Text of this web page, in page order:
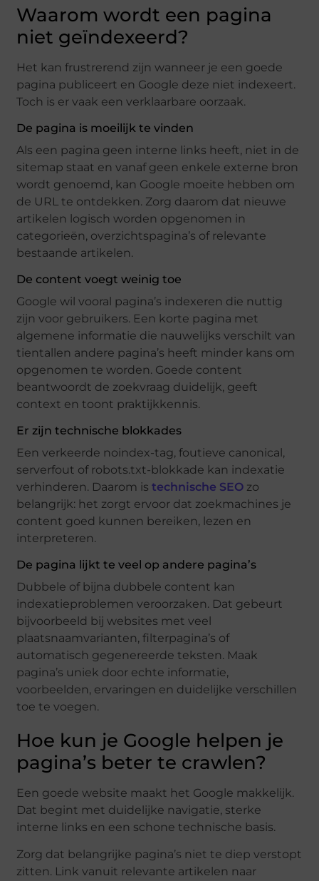
Waarom wordt een pagina
niet geïndexeerd?
Het kan frustrerend zijn wanneer je een goede
pagina publiceert en Google deze niet indexeert.
Toch is er vaak een verklaarbare oorzaak.
De pagina is moeilijk te vinden
Als een pagina geen interne links heeft, niet in de
sitemap staat en vanaf geen enkele externe bron
wordt genoemd, kan Google moeite hebben om
de URL te ontdekken. Zorg daarom dat nieuwe
artikelen logisch worden opgenomen in
categorieën, overzichtspagina’s of relevante
bestaande artikelen.
De content voegt weinig toe
Google wil vooral pagina’s indexeren die nuttig
zijn voor gebruikers. Een korte pagina met
algemene informatie die nauwelijks verschilt van
tientallen andere pagina’s heeft minder kans om
opgenomen te worden. Goede content
beantwoordt de zoekvraag duidelijk, geeft
context en toont praktijkkennis.
Er zijn technische blokkades
Een verkeerde noindex-tag, foutieve canonical,
serverfout of robots.txt-blokkade kan indexatie
verhinderen. Daarom istechnische SEO zo
belangrijk: het zorgt ervoor dat zoekmachines je
content goed kunnen bereiken, lezen en
interpreteren.
De pagina lijkt te veel op andere pagina’s
Dubbele of bijna dubbele content kan
indexatieproblemen veroorzaken. Dat gebeurt
bijvoorbeeld bij websites met veel
plaatsnaamvarianten, filterpagina’s of
automatisch gegenereerde teksten. Maak
pagina’s uniek door echte informatie,
voorbeelden, ervaringen en duidelijke verschillen
toe te voegen.
Hoe kun je Google helpen je
pagina’s beter te crawlen?
Een goede website maakt het Google makkelijk.
Dat begint met duidelijke navigatie, sterke
interne links en een schone technische basis.
Zorg dat belangrijke pagina’s niet te diep verstopt
zitten. Link vanuit relevante artikelen naar